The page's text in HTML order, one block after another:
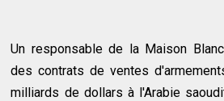
Un responsable de la Maison
des contrats de ventes
milliards de dollars à l'Arabie